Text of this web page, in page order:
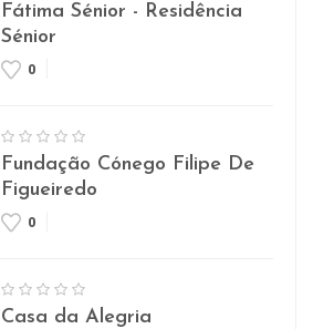
Fátima Sénior - Residência
Sénior
0
Fundação Cónego Filipe De
Figueiredo
0
Casa da Alegria